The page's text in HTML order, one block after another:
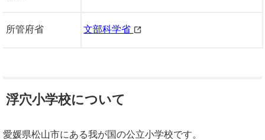
所管府省 文部科学省
浮穴小学校について
愛媛県松山市にある我が国の公立小学校です。